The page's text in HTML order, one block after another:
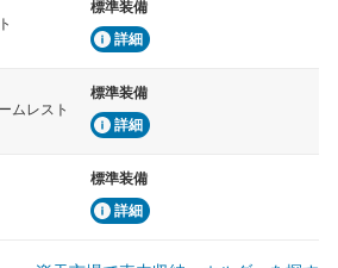
標準装備
詳細
ムレスト
標準装備
詳細
標準装備
詳細